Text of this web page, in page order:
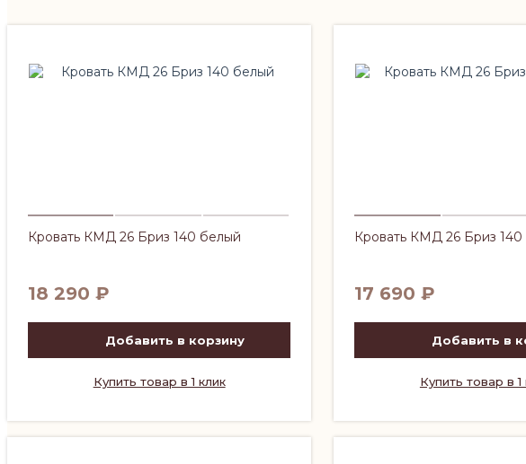
Кровать КМД 26 Бриз 140 белый
18 290 ₽
Добавить в корзину
Купить товар в 1 клик
Кровать КМД 26 Бриз
17 690₽
Добавить в
Купить товар в 1